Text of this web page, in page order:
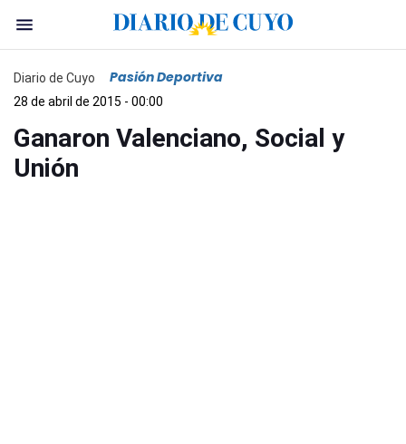
Diario de Cuyo Pasión Deportiva
28 de abril de 2015 - 00:00
Ganaron Valenciano, Social y
Unión